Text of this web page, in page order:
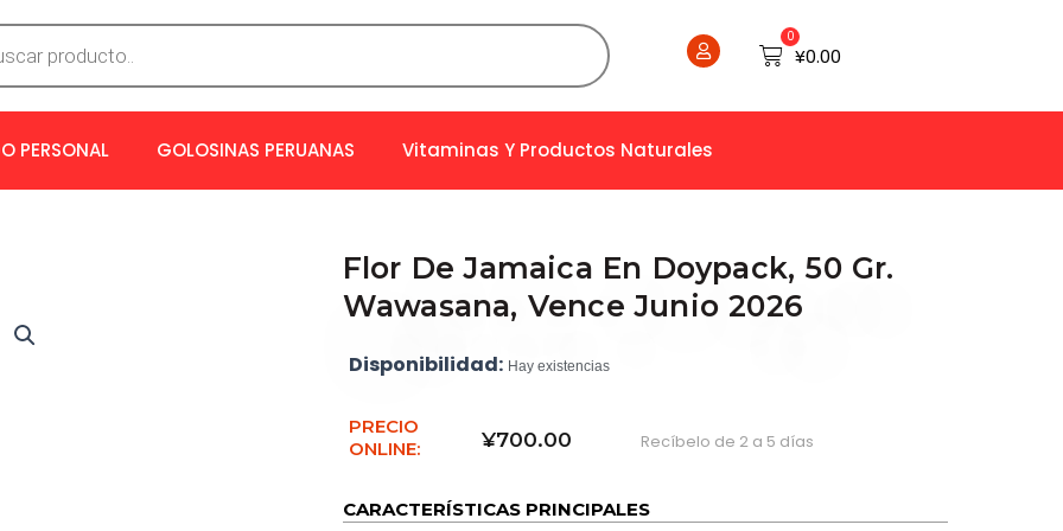
¥0.00
0
Cart
PERSONAL GOLOSINAS PERUANAS Vitaminas Y Productos Naturales
Flor De Jamaica En Doypack, 50 Gr.
Wawasana, Vence Junio 2026
Disponibilidad: Hay existencias
PRECIO
ONLINE:
¥700.00 Recíbelo de 2 a 5 días
CARACTERÍSTICAS PRINCIPALES